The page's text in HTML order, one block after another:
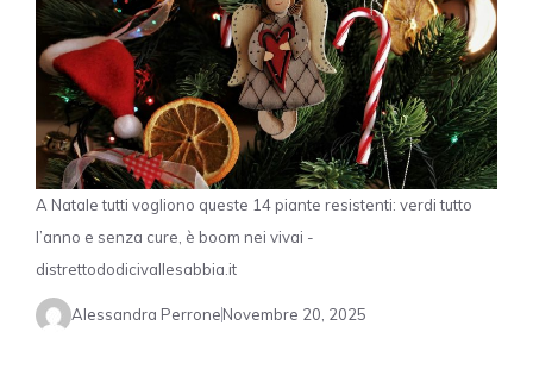
A Natale tutti vogliono queste 14 piante resistenti: verdi tutto
l’anno e senza cure, è boom nei vivai -
distrettododicivallesabbia.it
Alessandra PerroneNovembre 20, 2025